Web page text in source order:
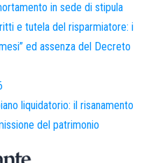
in sede di stipula
e tutela del risparmiatore: i
ed assenza del Decreto
liquidatorio: il risanamento
del patrimonio